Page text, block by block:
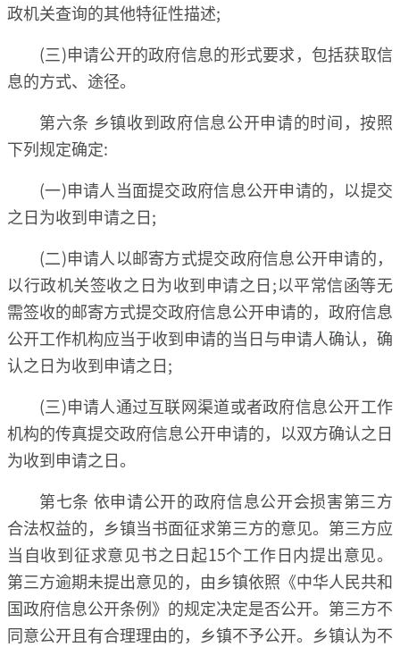
政机关查询的其他特征性描述;
(三)申请公开的政府信息的形式要求，包括获取信
息的方式、途径。
第六条 乡镇收到政府信息公开申请的时间，按照
下列规定确定:
(一)申请人当面提交政府信息公开申请的，以提交
之日为收到申请之日;
(二)申请人以邮寄方式提交政府信息公开申请的，
以行政机关签收之日为收到申请之日;以平常信函等无
需签收的邮寄方式提交政府信息公开申请的，政府信息
公开工作机构应当于收到申请的当日与申请人确认，确
认之日为收到申请之日;
(三)申请人通过互联网渠道或者政府信息公开工作
机构的传真提交政府信息公开申请的，以双方确认之日
为收到申请之日。
第七条 依申请公开的政府信息公开会损害第三方
合法权益的，乡镇当书面征求第三方的意见。第三方应
当自收到征求意见书之日起15个工作日内提出意见。
第三方逾期未提出意见的，由乡镇依照《中华人民共和
国政府信息公开条例》的规定决定是否公开。第三方不
同意公开且有合理理由的，乡镇不予公开。乡镇认为不